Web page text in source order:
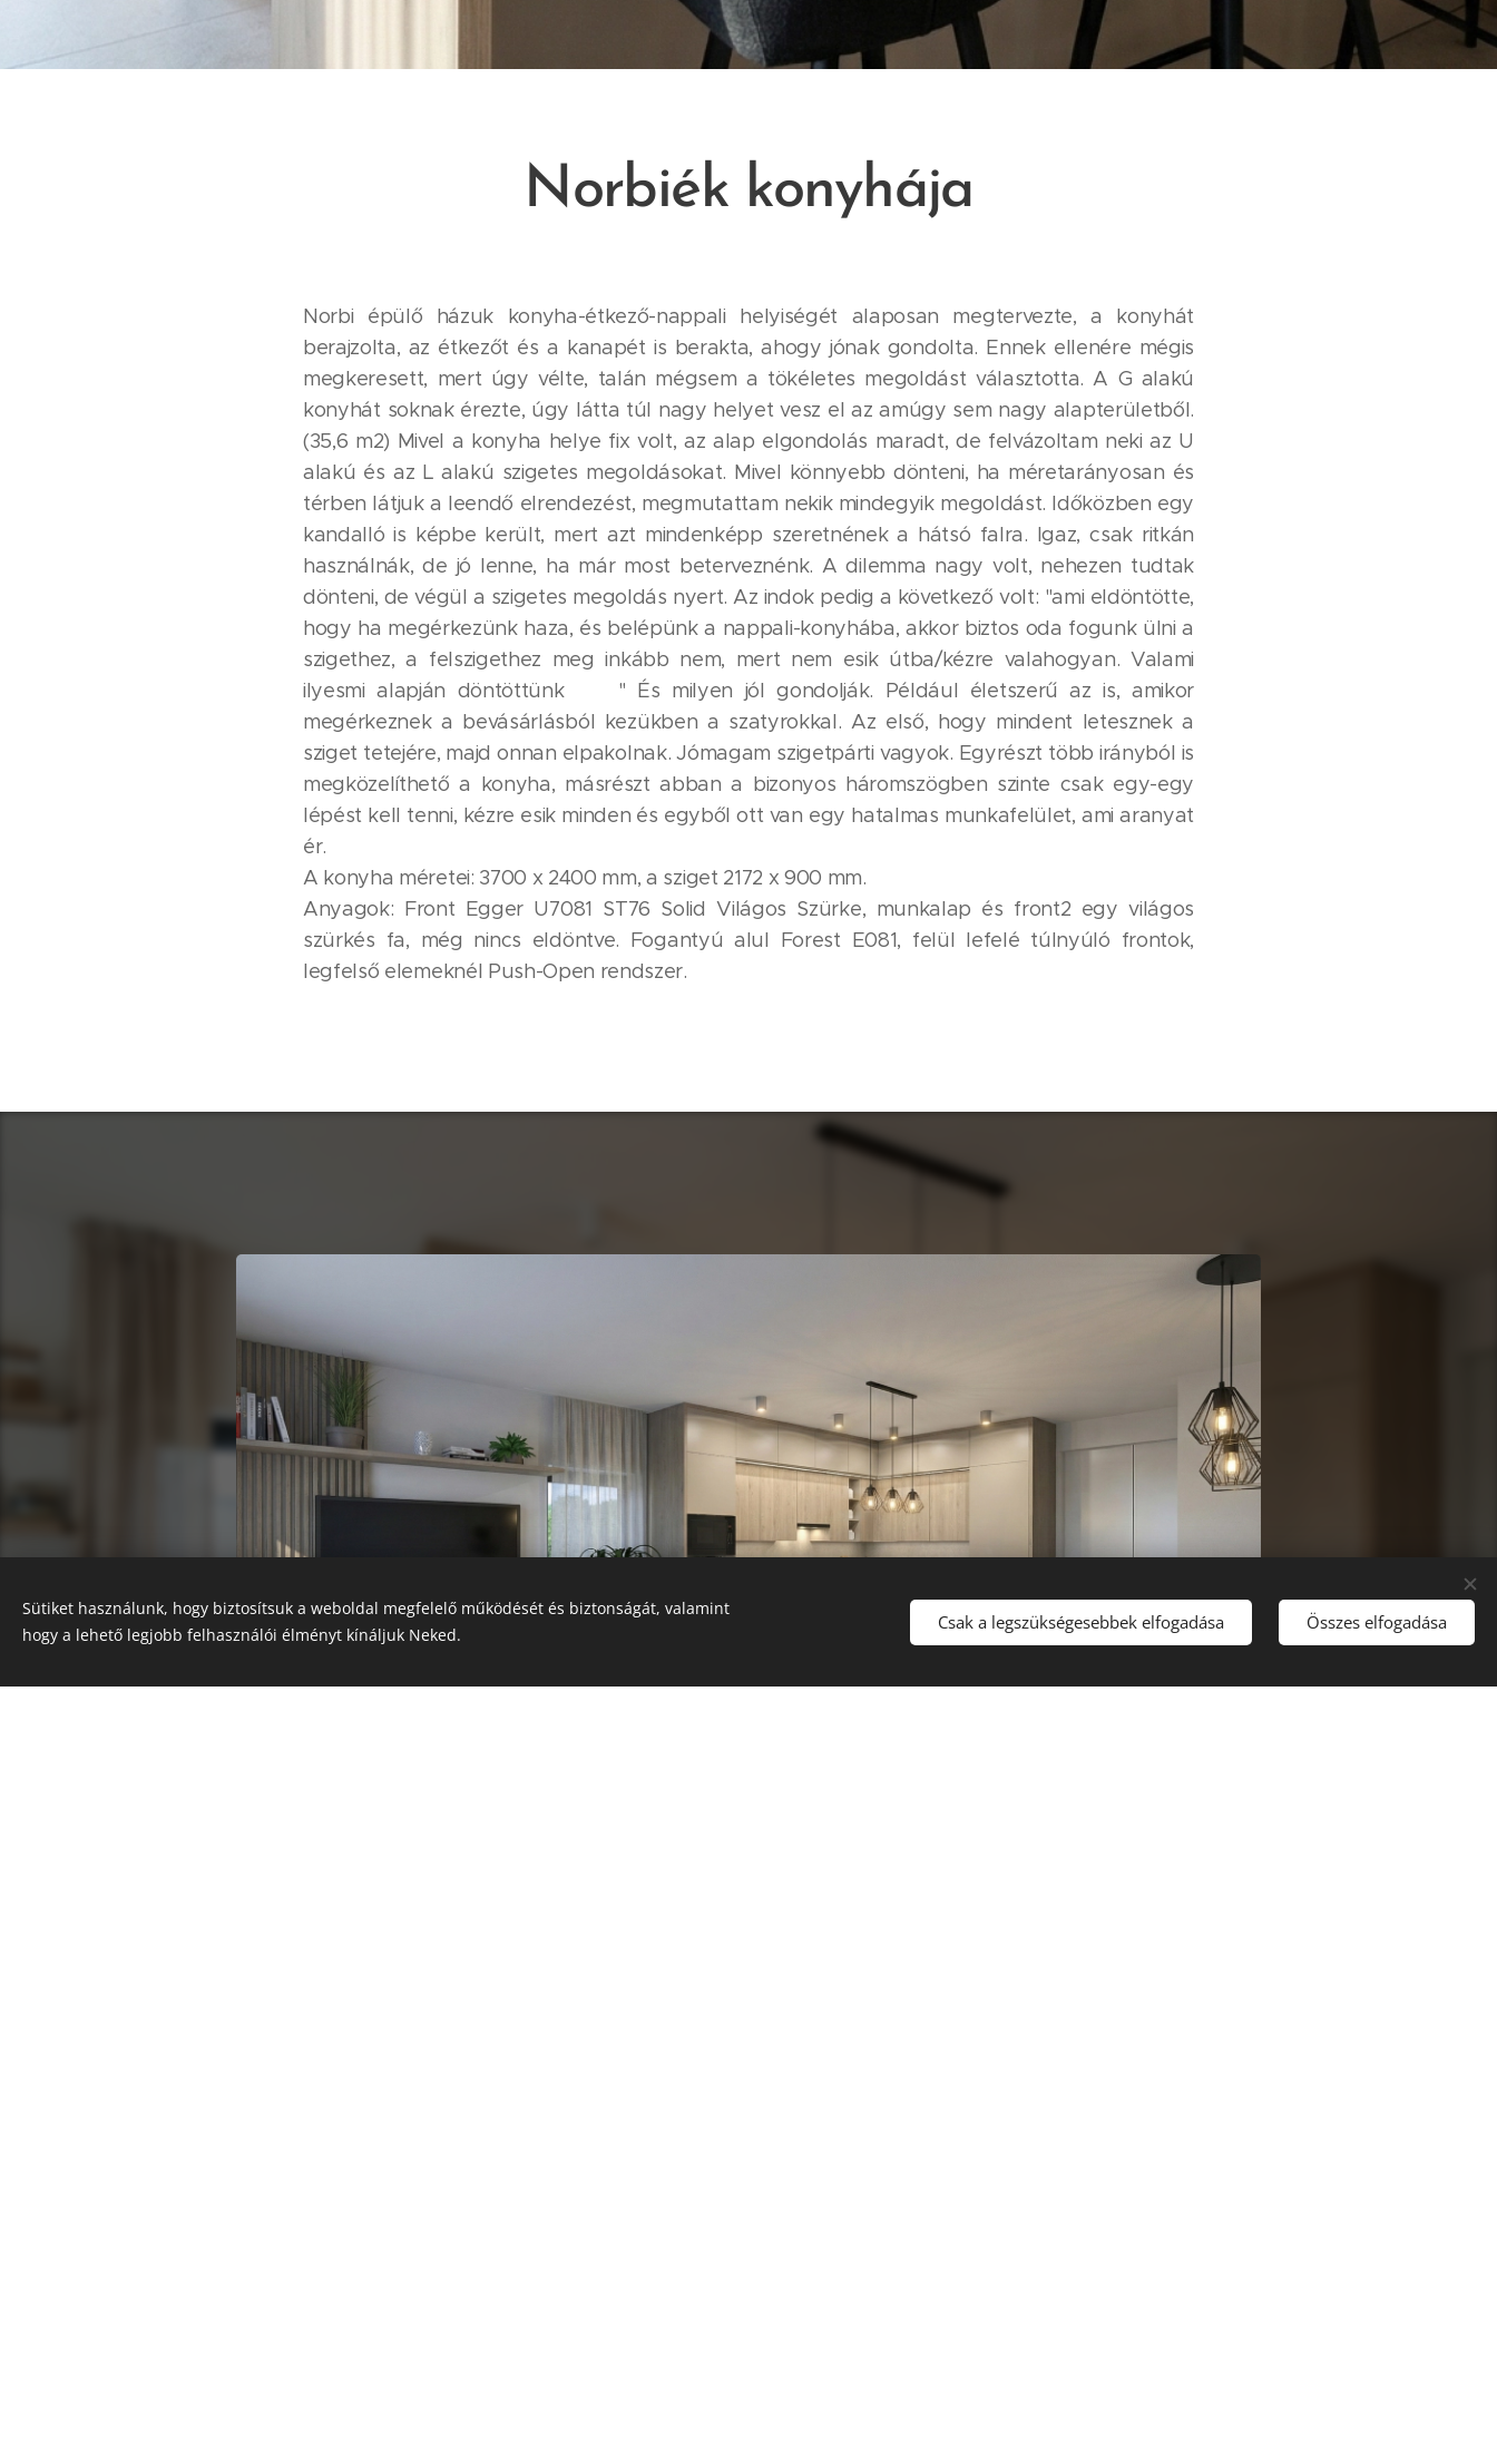
Norbiék konyhája
Norbi épülő házuk konyha-étkező-nappali helyiségét alaposan megtervezte, a konyhát
berajzolta, az étkezőt és a kanapét is berakta, ahogy jónak gondolta. Ennek ellenére mégis
megkeresett, mert úgy vélte, talán mégsem a tökéletes megoldást választotta. A G alakú
konyhát soknak érezte, úgy látta túl nagy helyet vesz el az amúgy sem nagy alapterületből.
(35,6 m2) Mivel a konyha helye fix volt, az alap elgondolás maradt, de felvázoltam neki az U
alakú és az L alakú szigetes megoldásokat. Mivel könnyebb dönteni, ha méretarányosan és
térben látjuk a leendő elrendezést, megmutattam nekik mindegyik megoldást. Időközben egy
kandalló is képbe került, mert azt mindenképp szeretnének a hátsó falra. Igaz, csak ritkán
használnák, de jó lenne, ha már most beterveznénk. A dilemma nagy volt, nehezen tudtak
dönteni, de végül a szigetes megoldás nyert. Az indok pedig a következő volt: "ami eldöntötte,
hogy ha megérkezünk haza, és belépünk a nappali-konyhába, akkor biztos oda fogunk ülni a
szigethez, a felszigethez meg inkább nem, mert nem esik útba/kézre valahogyan. Valami
ilyesmi alapján döntöttünk 🙂 " És milyen jól gondolják. Például életszerű az is, amikor
megérkeznek a bevásárlásból kezükben a szatyrokkal. Az első, hogy mindent letesznek a
sziget tetejére, majd onnan elpakolnak. Jómagam szigetpárti vagyok. Egyrészt több irányból is
megközelíthető a konyha, másrészt abban a bizonyos háromszögben szinte csak egy-egy
lépést kell tenni, kézre esik minden és egyből ott van egy hatalmas munkafelület, ami aranyat
ér. 😊
A konyha méretei: 3700 x 2400 mm, a sziget 2172 x 900 mm.
Anyagok: Front Egger U7081 ST76 Solid Világos Szürke, munkalap és front2 egy világos
szürkés fa, még nincs eldöntve. Fogantyú alul Forest E081, felül lefelé túlnyúló frontok,
legfelső elemeknél Push-Open rendszer.
Sütiket használunk, hogy biztosítsuk a weboldal megfelelő működését és biztonságát, valamint
hogy a lehető legjobb felhasználói élményt kínáljuk Neked.
Csak a legszükségesebbek elfogadása Összes elfogadása